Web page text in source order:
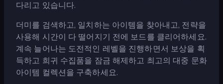
다리고 있습니다.
더미를 검색하고, 일치하는 아이템을 찾아내고, 전략을
사용해 시간이 다 떨어지기 전에 보드를 클리어하세요.
계속 늘어나는 도전적인 레벨을 진행하면서 보상을 획
득하고 희귀 수집품을 잠금 해제하고 최고의 대중 문화
아이템 컬렉션을 구축하세요.